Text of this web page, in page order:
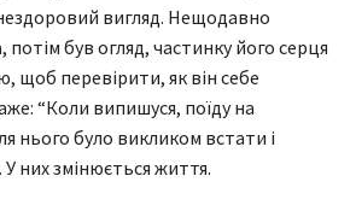
вигляд. Нещодавно
потім був огляд, частинку його серця
щоб перевірити, як він себе
“Коли випишуся, поїду на
нього було викликом встати і
них змінюється життя.